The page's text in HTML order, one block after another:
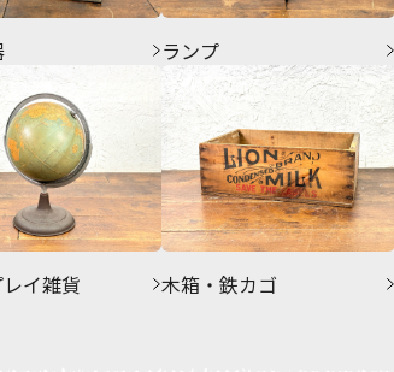
ランプ
イ雑貨 木箱・鉄カゴ